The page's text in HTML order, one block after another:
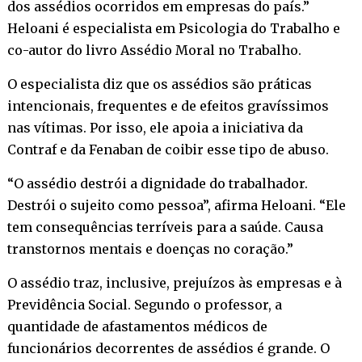
dos assédios ocorridos em empresas do país.”
Heloani é especialista em Psicologia do Trabalho e
co-autor do livro Assédio Moral no Trabalho.
O especialista diz que os assédios são práticas
intencionais, frequentes e de efeitos gravíssimos
nas vítimas. Por isso, ele apoia a iniciativa da
Contraf e da Fenaban de coibir esse tipo de abuso.
“O assédio destrói a dignidade do trabalhador.
Destrói o sujeito como pessoa”, afirma Heloani. “Ele
tem consequências terríveis para a saúde. Causa
transtornos mentais e doenças no coração.”
O assédio traz, inclusive, prejuízos às empresas e à
Previdência Social. Segundo o professor, a
quantidade de afastamentos médicos de
funcionários decorrentes de assédios é grande. O